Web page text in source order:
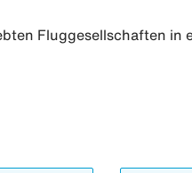
Fluggesellschaften in